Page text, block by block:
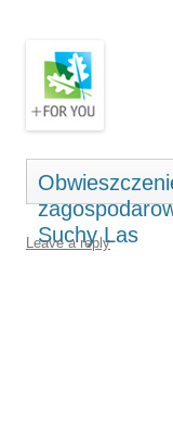
Suchy Las
Leave a reply